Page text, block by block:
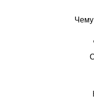
Чему